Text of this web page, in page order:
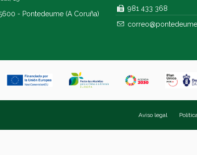
- Pontedeume (A Coruña)
981 433 368
Aviso legal